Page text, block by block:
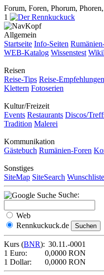
Forum, Foren, Phorum, Phoren,
1
Allgemein
Startseite Info-Seiten
WEB-Katalog Wissenstest
Reisen
Reise-Tips Reise-Empfehlungen
Klettern Fotoserien
Kultur/Freizeit
Events Restaurants Discos/
Tradition Malerei
Kommunikation
Gästebuch Rumänien-Foren
Sonstiges
SiteMap SiteSearch Wunschliste
Suche:
Web
Rennkuckuck.de
Kurs (BNR): 30.11.-0001
1 Euro:
0,0000 RON
1 Dollar:
0,0000 RON